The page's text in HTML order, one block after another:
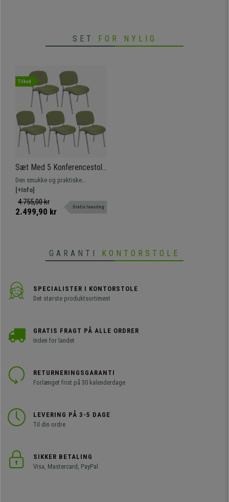
SET FOR NYLIG
Tilbud
Sæt Med 5 Konferencestole
MOBY BASE, Meget
Praktiske, Fantastisk Pris,
Grøn Farve Og Krombelagte
Ben
Den smukke og praktiske
konferencestol MOBY BASE er en
klassisk konferencestol, der kan
anvendes til kundesamtaler, i
[+Info]
4.755,00 kr
2.499,90 kr Gratis levering
GARANTI KONTORSTOLE
SPECIALISTER I KONTORSTOLE
Det største produktsortiment
GRATIS FRAGT PÅ ALLE ORDRER
Inden for landet
RETURNERINGSGARANTI
Forlænget frist på 30 kalenderdage
LEVERING PÅ 3-5 DAGE
Til din ordre
SIKKER BETALING
Visa, Mastercard, PayPal